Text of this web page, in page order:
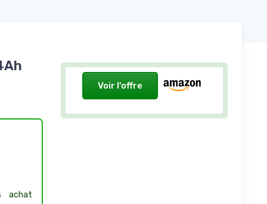
Voir l'offre
achat